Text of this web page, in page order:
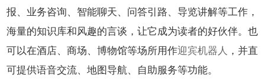
报、业务咨询、智能聊天、问答引路、导览讲解等工作，
海量的知识库和风趣的言谈，让它成为读者的好伙伴。也
可以在酒店、商场、博物馆等场所用作迎宾机器人 ，并直
可提供语音交流、地图导航、自助服务等功能。